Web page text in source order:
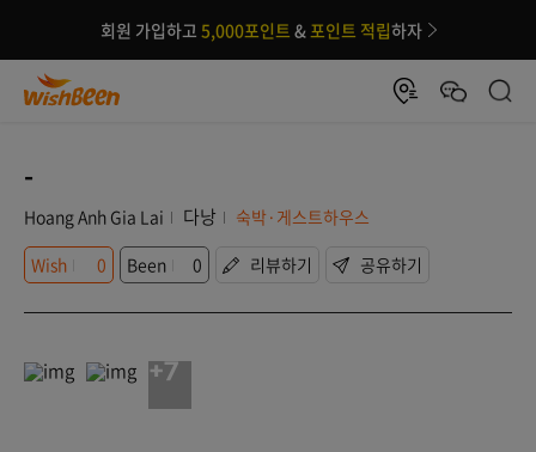
회원 가입하고 5,000포인트 &포인트 적립하자
-
Hoang Anh Gia Lai 다낭
숙박·게스트하우스
Wish
0 Been 0 리뷰하기 공유하기
+7